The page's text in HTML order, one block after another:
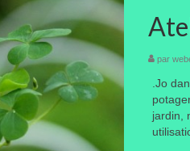
par
.Jo
jardin,